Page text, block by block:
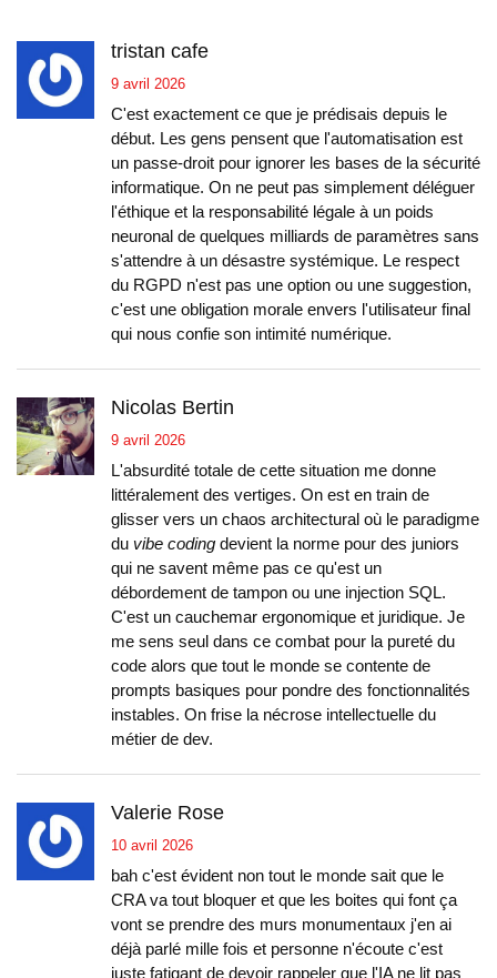
tristan cafe
9 avril 2026
C'est exactement ce que je prédisais depuis le
début. Les gens pensent que l'automatisation est
un passe-droit pour ignorer les bases de la sécurité
informatique. On ne peut pas simplement déléguer
l'éthique et la responsabilité légale à un poids
neuronal de quelques milliards de paramètres sans
s'attendre à un désastre systémique. Le respect
du RGPD n'est pas une option ou une suggestion,
c'est une obligation morale envers l'utilisateur final
qui nous confie son intimité numérique.
Nicolas Bertin
9 avril 2026
L'absurdité totale de cette situation me donne
littéralement des vertiges. On est en train de
glisser vers un chaos architectural où le paradigme
du vibe coding devient la norme pour des juniors
qui ne savent même pas ce qu'est un
débordement de tampon ou une injection SQL.
C'est un cauchemar ergonomique et juridique. Je
me sens seul dans ce combat pour la pureté du
code alors que tout le monde se contente de
prompts basiques pour pondre des fonctionnalités
instables. On frise la nécrose intellectuelle du
métier de dev.
Valerie Rose
10 avril 2026
bah c'est évident non tout le monde sait que le
CRA va tout bloquer et que les boites qui font ça
vont se prendre des murs monumentaux j'en ai
déjà parlé mille fois et personne n'écoute c'est
juste fatigant de devoir rappeler que l'IA ne lit pas